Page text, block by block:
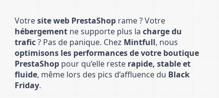
Votresite web PrestaShop rame ? Votre
hébergement ne supporte plus la charge du
trafic? Pas de panique. Chez Mintfull, nous
optimisons les performances de votre boutique
PrestaShop pour qu’elle reste rapide, stable et
fluide, même lors des pics d’affluence du Black
Friday.